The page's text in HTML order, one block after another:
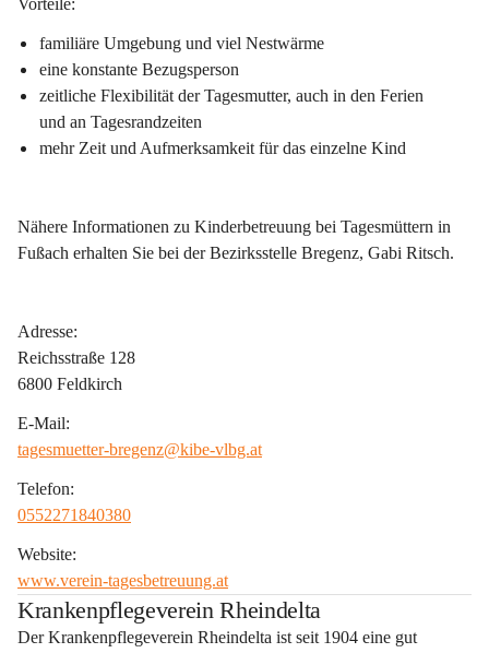
Vorteile:
familiäre Umgebung und viel Nestwärme
eine konstante Bezugsperson
zeitliche Flexibilität der Tagesmutter, auch in den Ferien
und an Tagesrandzeiten
mehr Zeit und Aufmerksamkeit für das einzelne Kind
Nähere Informationen zu Kinderbetreuung bei Tagesmüttern in
Fußach erhalten Sie bei der Bezirksstelle Bregenz, Gabi Ritsch.
Adresse:
Reichsstraße 128
6800 Feldkirch
E-Mail:
tagesmuetter-bregenz@kibe-vlbg.at
Telefon:
0552271840380
Website:
www.verein-tagesbetreuung.at
Krankenpflegeverein Rheindelta
Der Krankenpflegeverein Rheindelta ist seit 1904 eine gut